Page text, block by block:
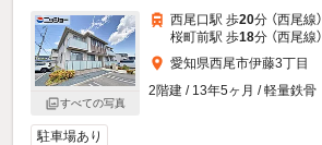
すべての写真
西尾口駅 歩20分 （西尾線）
桜町前駅 歩18分 （西尾線）
愛知県西尾市伊藤3丁目
2階建 / 13年5ヶ月 / 軽量鉄骨
駐車場あり